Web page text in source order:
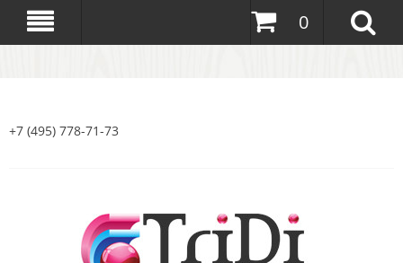
0
+7 (495) 778-71-73